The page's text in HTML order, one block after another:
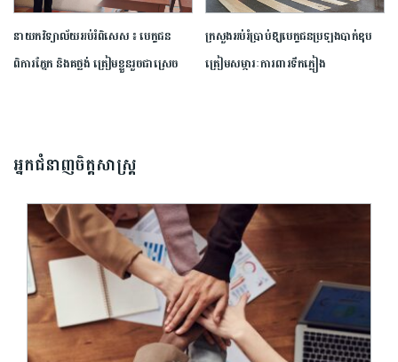
នាយក​វិទ្យាល័យ​អប់រំ​ពិសេស​ ​៖ ​បេក្ខជន​
ពិការ​ភ្នែក​ និង​គថ្លង់​ ត្រៀមខ្លួន​រួច​ជាស្រេច​
ក្រសួង​អប់រំ​ប្រាប់​ឱ្យ​បេក្ខជន​ប្រឡង​បាក់ឌុប​
ត្រៀម​សម្ភារៈ​ការពារ​ទឹកភ្លៀង​
អ្នកជំនាញចិត្តសាស្រ្ត